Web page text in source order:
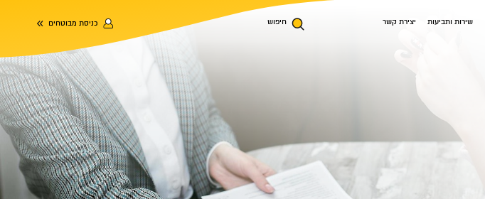
שירות ותביעות יצירת קשר חיפוש כניסת מבוטחים